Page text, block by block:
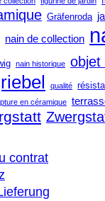
Gräfenroda
nain de collection
nain historique objet
qualité
en céramique
contrat